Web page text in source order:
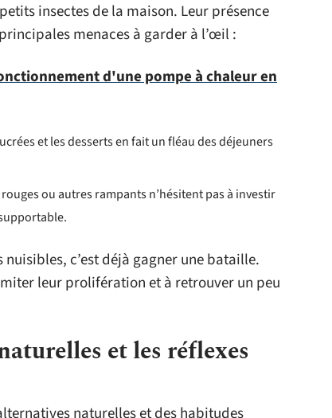
insectes de la maison. Leur présence
menaces à garder à l’œil :
d'une pompe à chaleur en
et les desserts en fait un fléau des déjeuners
ou autres rampants n’hésitent pas à investir
c’est déjà gagner une bataille.
leur prolifération et à retrouver un peu
et les réflexes
naturelles et des habitudes